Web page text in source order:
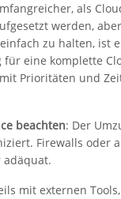
als
werden,
zu halten, ist
eine komplette
Prioritäten und
beachten: Der
Firewalls oder
mit externen